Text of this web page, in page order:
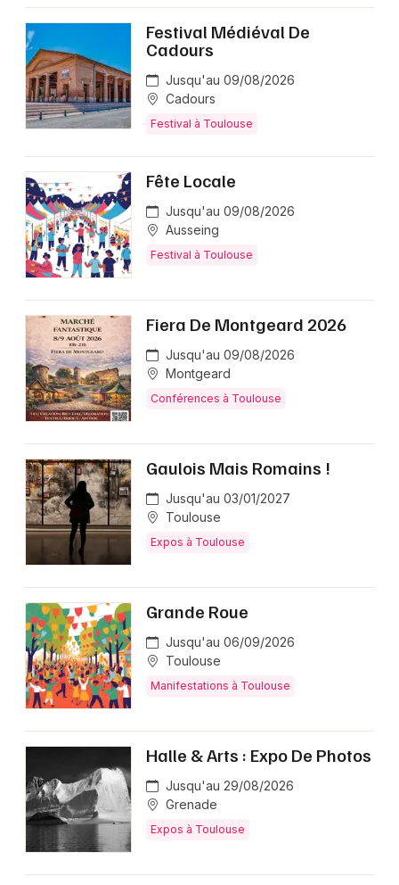
Festival Médiéval De
Cadours
Jusqu'au 09/08/2026
Cadours
Festival à Toulouse
Fête Locale
Jusqu'au 09/08/2026
Ausseing
Festival à Toulouse
Fiera De Montgeard 2026
Jusqu'au 09/08/2026
Montgeard
Conférences à Toulouse
Gaulois Mais Romains !
Jusqu'au 03/01/2027
Toulouse
Expos à Toulouse
Grande Roue
Jusqu'au 06/09/2026
Toulouse
Manifestations à Toulouse
Halle & Arts : Expo De Photos
Jusqu'au 29/08/2026
Grenade
Expos à Toulouse